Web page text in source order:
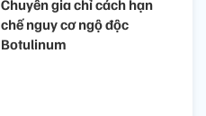
Chuyên gia chỉ cách hạn
chế nguy cơ ngộ độc
Botulinum